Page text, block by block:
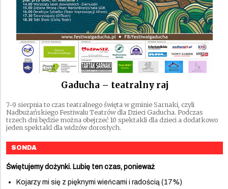
Gaducha – teatralny raj
7-9 sierpnia to czas teatralnego święta w gminie Sarnaki, czyli
Nadbużańskiego Festiwalu Teatrów dla Dzieci Gaducha. Podczas
trzech dni będzie można obejrzeć 10 spektakli dla dzieci a dodatkowo
jeden spektakl dla widzów dorosłych.
SONDA
Świętujemy dożynki. Lubię ten czas, ponieważ
Kojarzy mi się z pięknymi wieńcami i radością (17%)